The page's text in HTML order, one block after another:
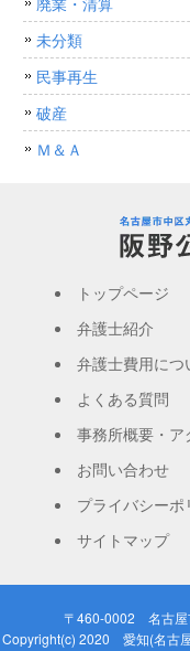
未分類
民事再生
破産
Ｍ＆Ａ
トップページ
弁護士紹介
弁護士費用につ
よくある質問
事務所概要・ア
お問い合わせ
プライバシーポ
サイトマップ
〒460-0002 名古屋
Copyright(c) 2020 愛知(名古